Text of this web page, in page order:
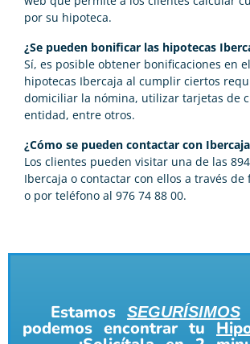
por su hipoteca.
¿Se pueden bonificar las hipotecas
Sí, es posible obtener bonificaciones en
hipotecas Ibercaja al cumplir ciertos
domiciliar la nómina, utilizar tarjetas de
entidad, entre otros.
¿Cómo se pueden contactar con
Los clientes pueden visitar una de las
Ibercaja o contactar con ellos a través
o por teléfono al 976 74 88 00.
Estamos SEGURÍSIMOS
podemos encontrar tu